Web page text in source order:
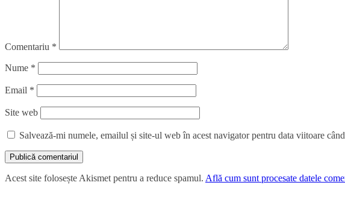
Comentariu *
Nume *
Email *
Site web
Salvează-mi numele, emailul și site-ul web în acest navigator pentru data viitoare
Acest site folosește Akismet pentru a reduce spamul. Află cum sunt procesate datele